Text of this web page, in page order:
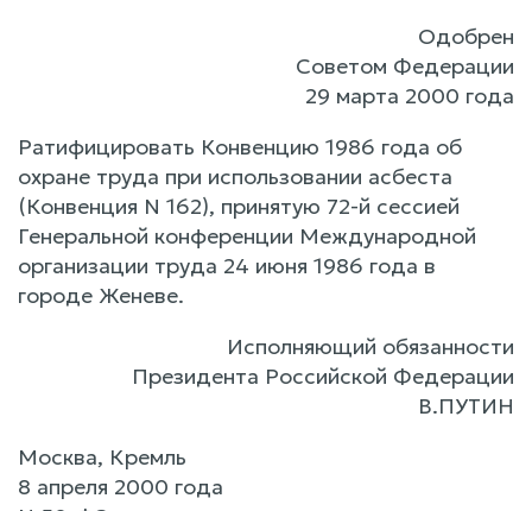
Одобрен
Советом Федерации
29 марта 2000 года
Ратифицировать Конвенцию 1986 года об
охране труда при использовании асбеста
(Конвенция N 162), принятую 72-й сессией
Генеральной конференции Международной
организации труда 24 июня 1986 года в
городе Женеве.
Исполняющий обязанности
Президента Российской Федерации
В.ПУТИН
Москва, Кремль
8 апреля 2000 года